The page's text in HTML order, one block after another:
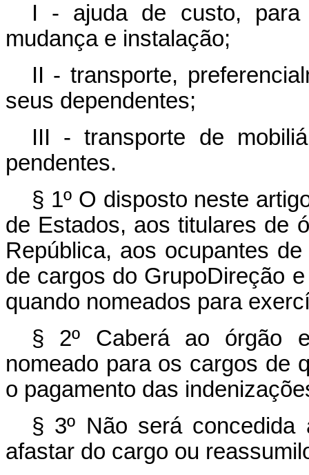
I - ajuda de custo, para
mudança e instalação;
II - transporte,
seus dependentes;
III - transporte de
pendentes.
§ 1º O disposto neste
de Estados, aos titulares de
República, aos ocupantes
de cargos do Grupo­Direção
quando nomeados para
§ 2º Caberá ao órgão
nomeado para os cargos de
o pagamento das
§ 3º Não será
afastar do cargo ou